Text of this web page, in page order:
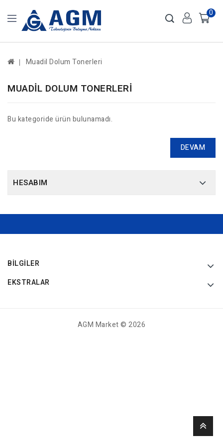
0
Muadil Dolum Tonerleri
MUADIL DOLUM TONERLERI
Bu kategoride ürün bulunamadı.
DEVAM
HESABIM
BILGILER
EKSTRALAR
AGM Market © 2026